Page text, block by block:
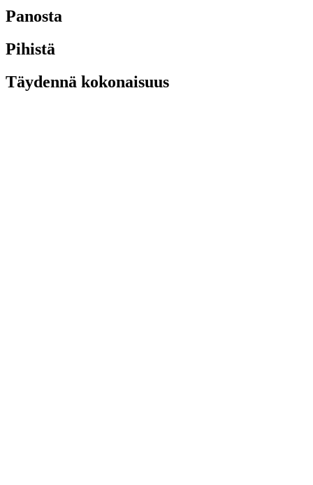
Panosta
Pihistä
Täydennä kokonaisuus